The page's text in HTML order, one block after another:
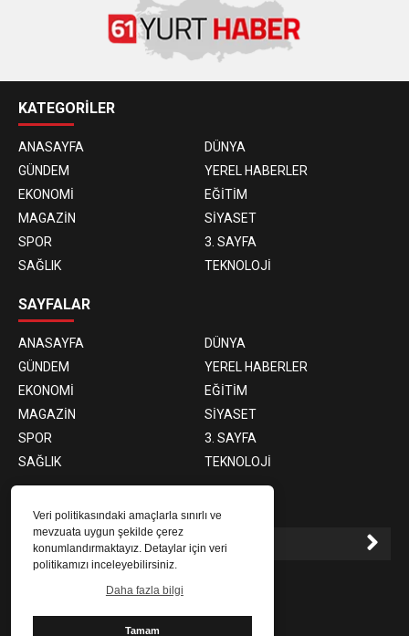
Veri politikasındaki amaçlarla sınırlı ve
mevzuata uygun şekilde çerez
konumlandırmaktayız. Detaylar için veri
politikamızı inceleyebilirsiniz.
Daha fazla bilgi
Tamam
KATEGORİLER
ANASAYFA
DÜNYA
GÜNDEM
YEREL HABERLER
EKONOMİ
EĞİTİM
MAGAZİN
SİYASET
SPOR
3. SAYFA
SAĞLIK
TEKNOLOJİ
SAYFALAR
ANASAYFA
DÜNYA
GÜNDEM
YEREL HABERLER
EKONOMİ
EĞİTİM
MAGAZİN
SİYASET
SPOR
3. SAYFA
SAĞLIK
TEKNOLOJİ